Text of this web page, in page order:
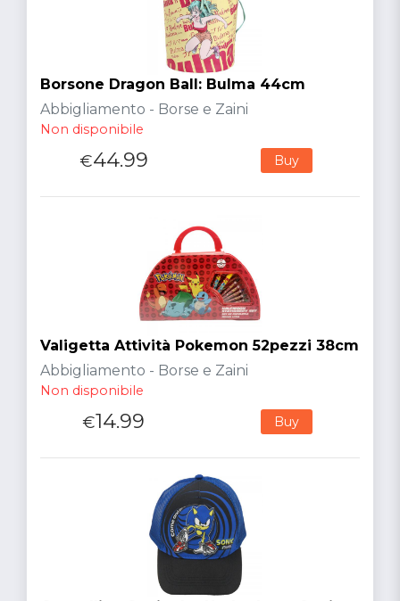
Borsone Dragon Ball: Bulma 44cm
Abbigliamento - Borse e Zaini
Non disponibile
€44.99 Buy
Valigetta Attività Pokemon 52pezzi 38cm
Abbigliamento - Borse e Zaini
Non disponibile
€14.99 Buy